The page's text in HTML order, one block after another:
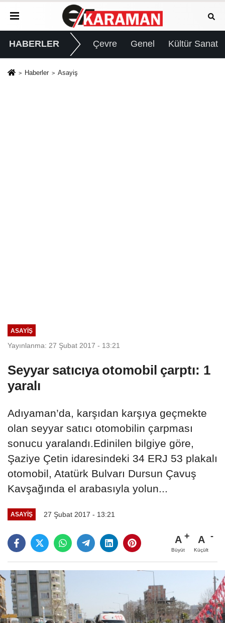
HABERLER Çevre Genel Kültür Sanat
Haberler Asayiş
ASAYIŞ
Yayınlanma: 27 Şubat 2017 - 13:21
Seyyar satıcıya otomobil çarptı: 1
yaralı
Adıyaman’da, karşıdan karşıya geçmekte
olan seyyar satıcı otomobilin çarpması
sonucu yaralandı.Edinilen bilgiye göre,
Şaziye Çetin idaresindeki 34 ERJ 53 plakalı
otomobil, Atatürk Bulvarı Dursun Çavuş
Kavşağında el arabasıyla yolun...
ASAYIŞ 27 Şubat 2017 - 13:21
A
Büyüt
A
Küçült